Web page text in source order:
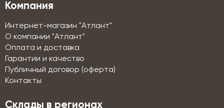
Компания
Интернет-магазин "Атлант"
О компании "Атлант"
Оплата и доставка
Гарантии и качество
Публичный договор (оферта)
Контакты
Склады в регионах